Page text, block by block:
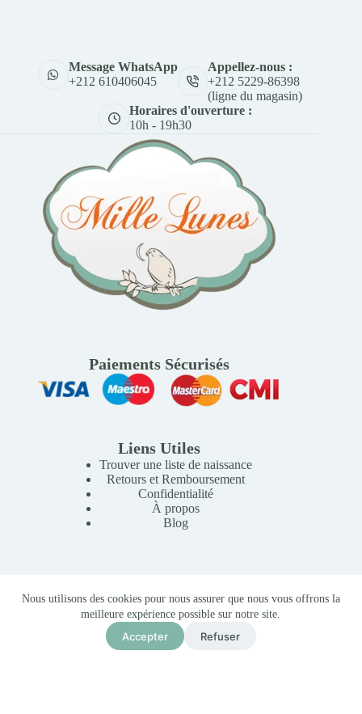
Nous utilisons des cookies pour nous assurer que nous vous offrons la
meilleure expérience possible sur notre site.
Accepter Refuser
Message WhatsApp
+212 610406045
Appellez-nous :
+212 5229-86398
(ligne du magasin)
Horaires d'ouverture :
10h - 19h30
Paiements Sécurisés
Liens Utiles
Trouver une liste de naissance
Retours et Remboursement
Confidentialité
À propos
Blog
Copyright © 2026 Mille Lunes - Création du site :
Baptiste
-Conditions Générales de Vente
En stock
Ajouter au panier